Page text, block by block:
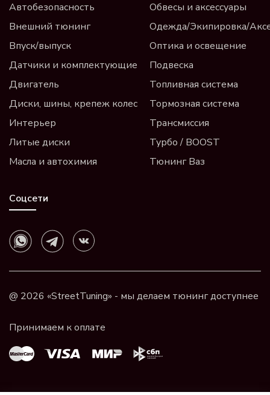
Автобезопасность
Внешний тюнинг
Впуск/выпуск
Датчики и комплектующие
Двигатель
Диски, шины, крепеж колес
Интерьер
Литые диски
Масла и автохимия
Обвесы и аксессуары
Одежда/Экипировка/
Оптика и освещение
Подвеска
Топливная система
Тормозная система
Трансмиссия
Турбо / BOOST
Тюнинг Ваз
Соцсети
@ 2026 «StreetTuning» - мы делаем тюнинг доступнее